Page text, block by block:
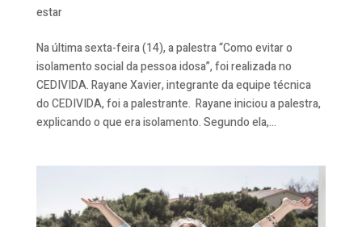
estar
Na última sexta-feira (14), a palestra “Como evitar o
isolamento social da pessoa idosa”, foi realizada no
CEDIVIDA. Rayane Xavier, integrante da equipe técnica
do CEDIVIDA, foi a palestrante. Rayane iniciou a palestra,
explicando o que era isolamento. Segundo ela,...